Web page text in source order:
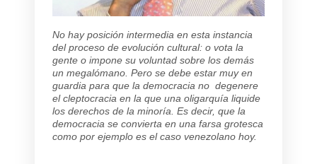
No hay posición intermedia en esta instancia
del proceso de evolución cultural: o vota la
gente o impone su voluntad sobre los demás
un megalómano. Pero se debe estar muy en
guardia para que la democracia no degenere
el cleptocracia en la que una oligarquía liquide
los derechos de la minoría. Es decir, que la
democracia se convierta en una farsa grotesca
como por ejemplo es el caso venezolano hoy.